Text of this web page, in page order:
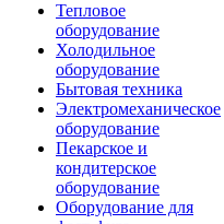
Тепловое
оборудование
Холодильное
оборудование
Бытовая техника
Электромеханическое
оборудование
Пекарское и
кондитерское
оборудование
Оборудование для